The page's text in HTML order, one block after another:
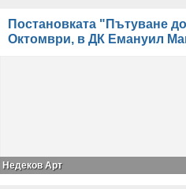
Постановката "Пътуване
Октомври, в ДК Емануил
Недеков Арт